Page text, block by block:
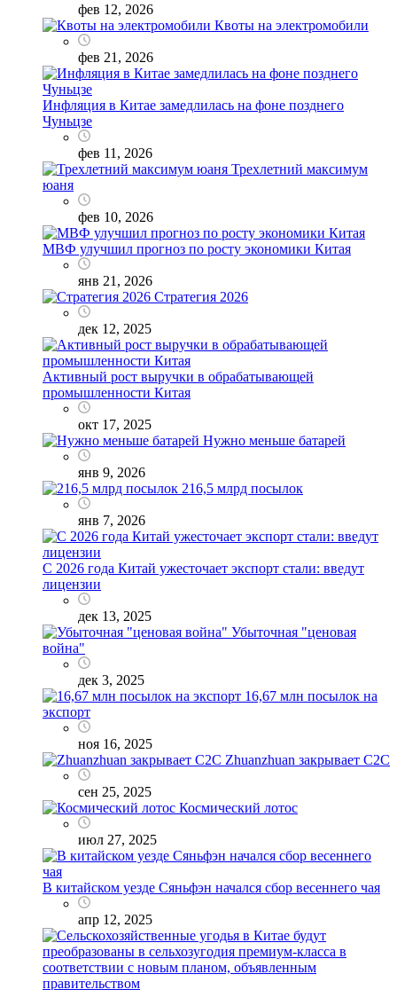
фев 12, 2026
Квоты на электромобили
фев 21, 2026
Инфляция в Китае замедлилась на фоне позднего
Чуньцзе
фев 11, 2026
Трехлетний максимум
юаня
фев 10, 2026
МВФ улучшил прогноз по росту экономики Китая
янв 21, 2026
Стратегия 2026
дек 12, 2025
Активный рост выручки в обрабатывающей
промышленности Китая
окт 17, 2025
Нужно меньше батарей
янв 9, 2026
216,5 млрд посылок
янв 7, 2026
С 2026 года Китай ужесточает экспорт стали: введут
лицензии
дек 13, 2025
Убыточная "ценовая
война"
дек 3, 2025
16,67 млн посылок на
экспорт
ноя 16, 2025
Zhuanzhuan закрывает C2C
сен 25, 2025
Космический лотос
июл 27, 2025
В китайском уезде Сяньфэн начался сбор весеннего чая
апр 12, 2025